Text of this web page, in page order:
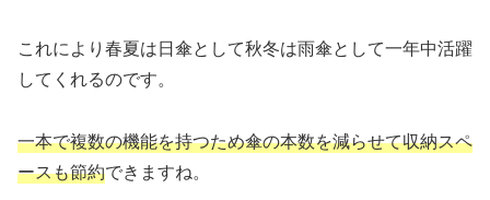
これにより春夏は日傘として秋冬は雨傘として一年中活躍
してくれるのです。
一本で複数の機能を持つため傘の本数を減らせて収納スペ
ースも節約できますね。